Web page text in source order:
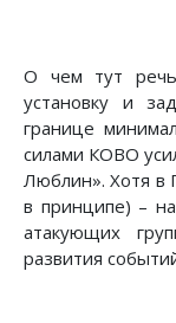
О чем тут речь
установку и
границе
силами КОВО
Люблин». Хотя в
в принципе) –
атакующих
развития